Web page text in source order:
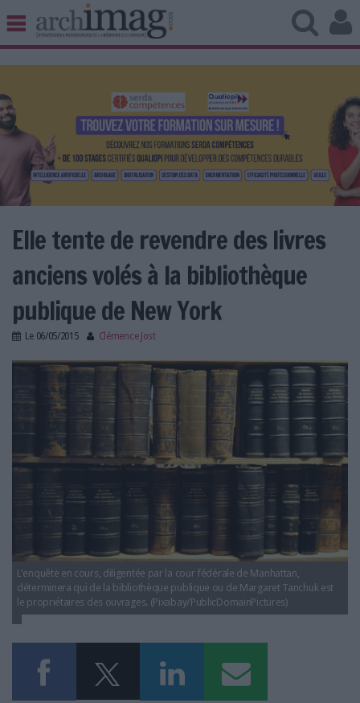
BIBLIOTHÈQUE ÉDITION
UNIVERS DATA
TRAVAIL COLLABORATIF
VIE NUMÉRIQUE
NUMÉRIQUE RESPONSABLE
LES DOSSIERS
LES NEWSLETTERS
LE MAGAZINE
LES GUIDES PRATIQUES
LES BASES DE DONNÉES
L'ESPACE EMPLOI
L'AGENDA
L'ANNUAIRE DES ACTEURS
LES SUPPLÉMENTS
NOS OFFRES D'ABONNEMENTS
Elle tente de revendre des livres
anciens volés à la bibliothèque
publique de New York
Le 06/05/2015 Clémence Jost
284 Actu vol livres NYPL CJO.jpg
L'enquête en cours, diligentée par la cour fédérale de Manhattan,
déterminera qui de la bibliothèque publique ou de Margaret Tanchuk est
le propriétaires des ouvrages. (Pixabay/PublicDomainPictures)